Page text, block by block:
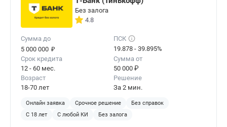
Без залога
4.8
Сумма до
5 000 000 ₽
ПСК
19.878 - 39.895%
Срок кредита
12 - 60 мес.
Сумма от
50 000 ₽
Возраст
18-70 лет
Решение
За 2 мин.
Онлайн заявка Срочное решение
Без справок
С 18 лет
С любой КИ Без залога